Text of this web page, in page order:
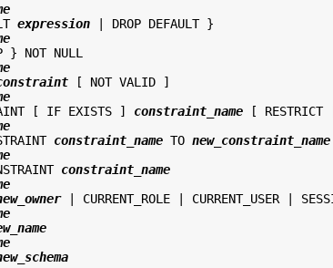
expression | DROP DEFAULT }
} NOT NULL
[ NOT VALID ]
[ IF EXISTS ]
constraint_name [ RESTRICT
constraint_name TO new_constraint_name
constraint_name
| CURRENT_ROLE | CURRENT_USER |